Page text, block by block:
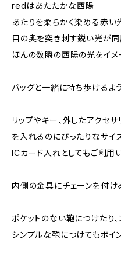
redはあたたかな西陽
あたりを柔らかく染める赤い
目の奥を突き刺す鋭い光が同
ほんの数瞬の西陽の光をイメ
バッグと一緒に持ち歩けるよ
リップやキー、外したアクセ
を入れるのにぴったりなサイ
ICカード入れとしてもご利用
内側の金具にチェーンを付け
ポケットのない鞄につけたり
シンプルな鞄につけてもポイ